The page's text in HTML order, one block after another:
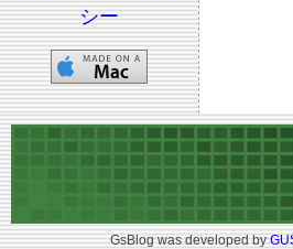
シー
GsBlog was developed by